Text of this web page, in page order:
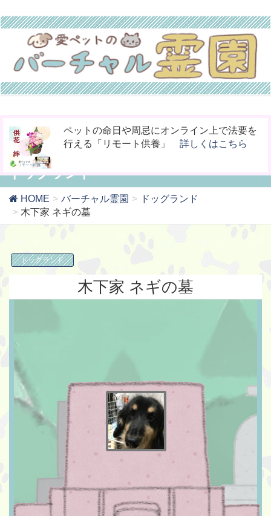
今までなかった！小動物専用の桐のお骨入れ
「タイムBOX桐」詳しくはこちら
お骨壷をコンパクト化！お手元供養の新しい
カタチ「やすら木の箱」 詳しくはこちら
ペットの命日や周忌にオンライン上で法要を
行える「リモート供養」 詳しくはこちら
ドッグランド
HOME バーチャル霊園
ドッグランド
木下家 ネギの墓
ドッグランド
木下家 ネギの墓